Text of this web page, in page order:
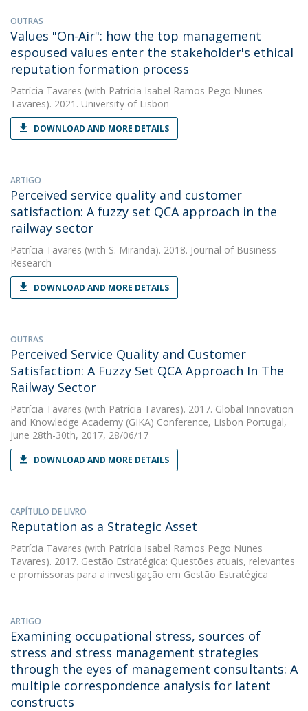
OUTRAS
Values "On-Air": how the top management
espoused values enter the stakeholder's ethical
reputation formation process
Patrícia Tavares (with Patrícia Isabel Ramos Pego Nunes
Tavares). 2021. University of Lisbon
DOWNLOAD AND MORE DETAILS
ARTIGO
Perceived service quality and customer
satisfaction: A fuzzy set QCA approach in the
railway sector
Patrícia Tavares (with S. Miranda). 2018. Journal of Business
Research
DOWNLOAD AND MORE DETAILS
OUTRAS
Perceived Service Quality and Customer
Satisfaction: A Fuzzy Set QCA Approach In The
Railway Sector
Patrícia Tavares (with Patrícia Tavares). 2017. Global Innovation
and Knowledge Academy (GIKA) Conference, Lisbon Portugal,
June 28th-30th, 2017, 28/06/17
DOWNLOAD AND MORE DETAILS
CAPÍTULO DE LIVRO
Reputation as a Strategic Asset
Patrícia Tavares (with Patrícia Isabel Ramos Pego Nunes
Tavares). 2017. Gestão Estratégica: Questões atuais, relevantes
e promissoras para a investigação em Gestão Estratégica
ARTIGO
Examining occupational stress, sources of
stress and stress management strategies
through the eyes of management consultants: A
multiple correspondence analysis for latent
constructs